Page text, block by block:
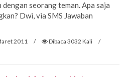
seorang teman. Apa saja
Dwi, via SMS Jawaban
2011 / Dibaca 3032 Kali
/